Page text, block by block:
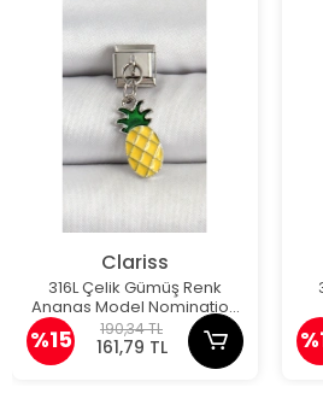
Clariss
316L Çelik Gümüş Renk
Ananas Model Nomination
Charm
%15 190,34 TL
161,79 TL